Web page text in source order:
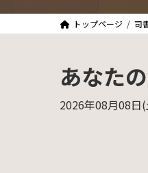
トップページ 司
あなた
2026年08月08日